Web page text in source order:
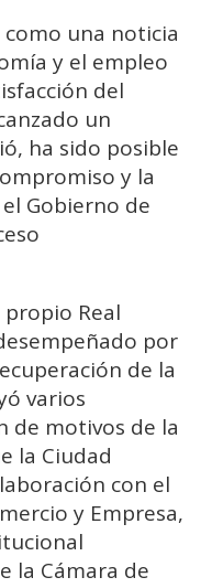
una noticia
y el empleo
del
un
ha sido posible
y la
Gobierno de
Real
por
de la
varios
de motivos de la
la Ciudad
con el
y Empresa,
la Cámara de